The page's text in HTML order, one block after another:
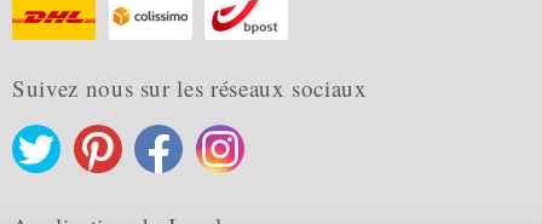
Suivez nous sur les réseaux sociaux